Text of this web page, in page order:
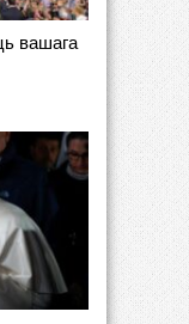
вашага